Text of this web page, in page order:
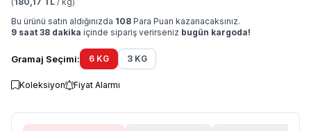
Bu ürünü satın aldığınızda 108 Para Puan kazanacaksınız.
9 saat 38 dakika içinde sipariş verirseniz bugün kargoda!
Gramaj Seçimi: 6 KG 3 KG
Koleksiyon Fiyat Alarmı